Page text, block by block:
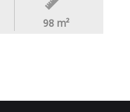
98 m²